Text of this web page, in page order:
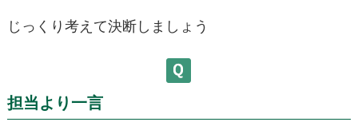
じっくり考えて決断しましょう
担当より一言